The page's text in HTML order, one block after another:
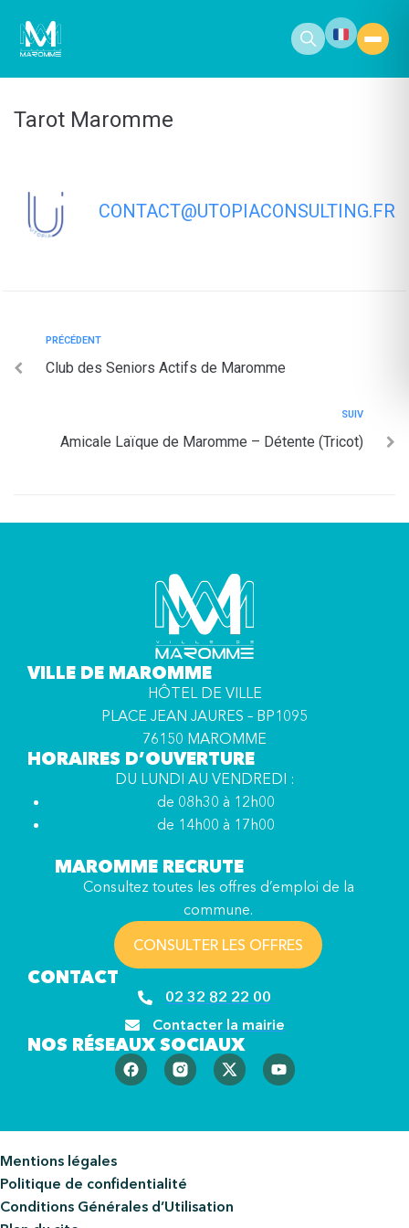
principal
Tarot Maromme
CONTACT@UTOPIACONSULTING.FR
PRÉCÉDENT
Club des Seniors Actifs de Maromme
SUIV
Amicale Laïque de Maromme – Détente (Tricot)
VILLE DE MAROMME
HÔTEL DE VILLE
PLACE JEAN JAURES – BP1095
76150 MAROMME
HORAIRES D’OUVERTURE
DU LUNDI AU VENDREDI :
de 08h30 à 12h00
de 14h00 à 17h00
MAROMME RECRUTE
Consultez toutes les offres d’emploi de la
commune.
CONSULTER LES OFFRES
CONTACT
02 32 82 22 00
Contacter la mairie
NOS RÉSEAUX SOCIAUX
Mentions légales
Politique de confidentialité
Conditions Générales d’Utilisation